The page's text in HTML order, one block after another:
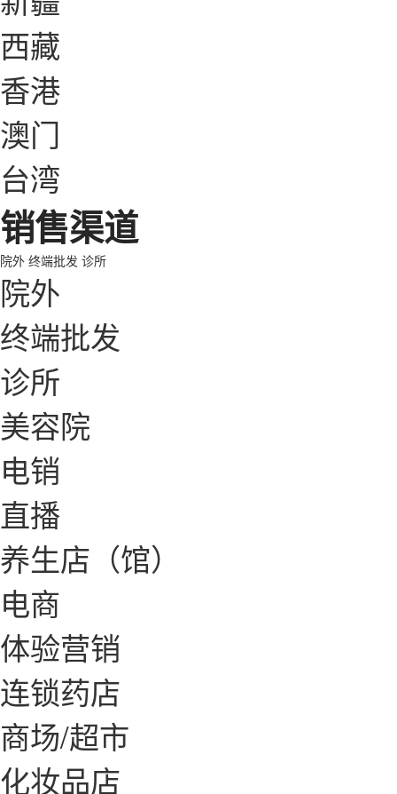
西藏
香港
澳门
台湾
销售渠道
院外 终端批发 诊所
院外
终端批发
诊所
美容院
电销
直播
养生店（馆）
电商
体验营销
连锁药店
商场/超市
化妆品店